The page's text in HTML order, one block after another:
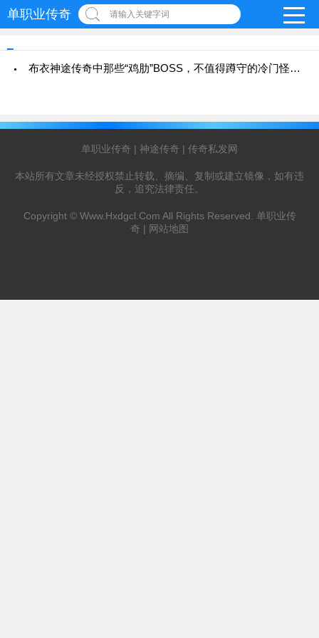
单职业传奇 请输入关键字词
布衣神途传奇中那些“鸡肋”BOSS，不值得蹲守的冷门怪盘点
单职业传奇 | 神途传奇 | 传奇私发网
本站所有文章未经授权禁止转载、摘编、复制或建立镜像，如有违
反，追究法律责任。
Copyright © Www.Hxdgcl.Com All Rights Reserved. 单职业传
奇 | 网站地图